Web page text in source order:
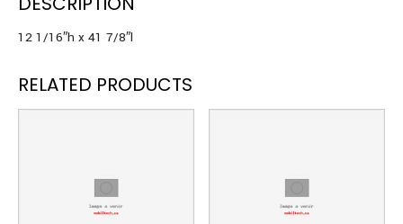
12 1/16″h x 41 7/8″l
RELATED PRODUCTS